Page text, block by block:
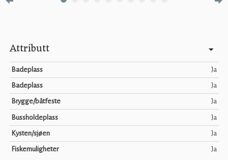
Attributt
Badeplass Ja
Badeplass Ja
Brygge/båtfeste Ja
Bussholdeplass Ja
Kysten/sjøen Ja
Fiskemuligheter Ja